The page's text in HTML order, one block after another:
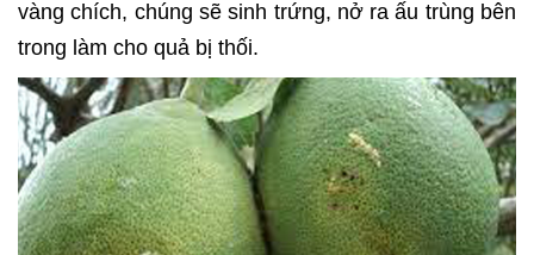
vàng chích, chúng sẽ sinh trứng, nở ra ấu trùng bên
trong làm cho quả bị thối.